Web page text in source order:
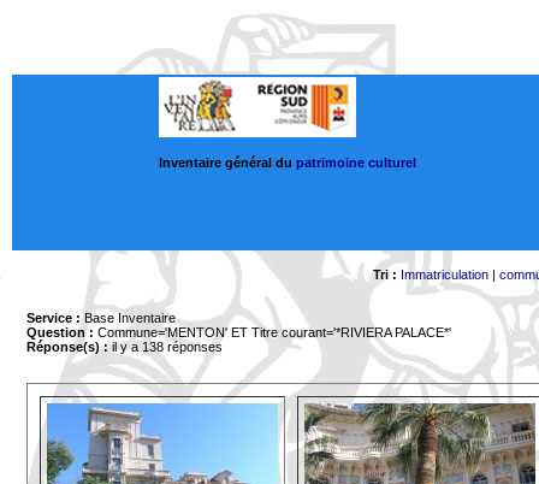
Inventaire général du patrimoine culturel
Tri : Immatriculation|
Service : Base Inventaire
Question : Commune='MENTON' ET Titre courant='*RIVIERA PALACE*'
Réponse(s) :il y a 138 réponses